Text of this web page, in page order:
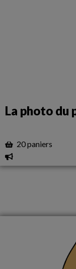
La photo du
20 paniers